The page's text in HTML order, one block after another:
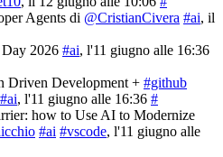
Agents di @CristianCivera #ai, il
2026 #ai, l'11 giugno alle 16:36
Driven Development + #github
#ai, l'11 giugno alle 16:36 #
how to Use AI to Modernize
#ai #vscode, l'11 giugno alle